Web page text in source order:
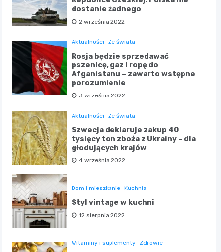
dostanie żadnego
2 września 2022
Aktualności Ze świata
Rosja będzie sprzedawać
pszenicę, gaz i ropę do
Afganistanu – zawarto wstępne
porozumienie
3 września 2022
Aktualności Ze świata
Szwecja deklaruje zakup 40
tysięcy ton zboża z Ukrainy – dla
głodujących krajów
4 września 2022
Dom i mieszkanie Kuchnia
Styl vintage w kuchni
12 sierpnia 2022
Witaminy i suplementy Zdrowie